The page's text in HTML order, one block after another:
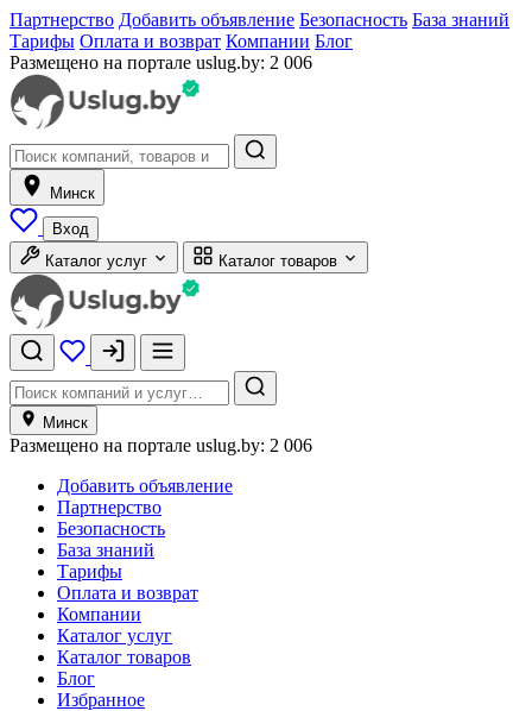
Партнерство Добавить объявление Безопасность База знаний
Тарифы Оплата и возврат Компании Блог
Размещено на портале uslug.by: 2 006
Минск
Вход
Каталог услуг
Каталог товаров
Минск
Размещено на портале uslug.by: 2 006
Добавить объявление
Партнерство
Безопасность
База знаний
Тарифы
Оплата и возврат
Компании
Каталог услуг
Каталог товаров
Блог
Избранное